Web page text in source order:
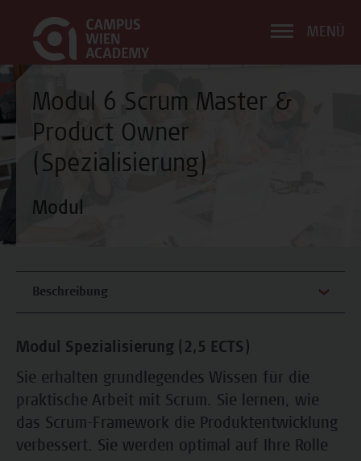
MENÜ
Modul 6 Scrum Master &
Product Owner
(Spezialisierung)
Modul
Beschreibung
Modul Spezialisierung (2,5 ECTS)
Sie erhalten grundlegendes Wissen für die
praktische Arbeit mit Scrum. Sie lernen, wie
das Scrum-Framework die Produktentwicklung
verbessert. Sie werden optimal auf Ihre Rolle